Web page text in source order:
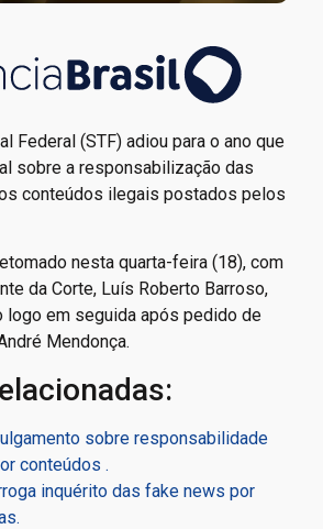
Federal (STF) adiou para o ano que
sobre a responsabilização das
conteúdos ilegais postados pelos
nesta quarta-feira (18), com
da Corte, Luís Roberto Barroso,
em seguida após pedido de
Mendonça.
sobre responsabilidade
conteúdos .
inquérito das fake news por